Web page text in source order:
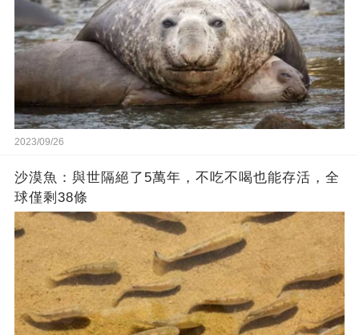
2023/09/26
沙漠魚：與世隔絕了5萬年，不吃不喝也能存活，全
球僅剩38條